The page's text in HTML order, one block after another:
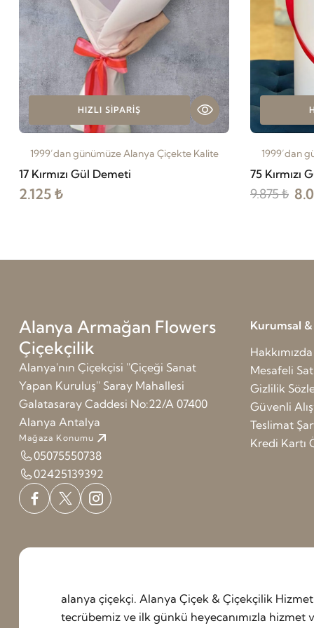
HIZLI SIPARIŞ
1999’dan günümüze Alanya Çiçekte Kalite
17 Kırmızı Gül Demeti
2.125 ₺
1999’dan
75 Kırmızı
9.875 ₺
Alanya Armağan Flowers
Çiçekçilik
Alanya'nın Çiçekçisi ''Çiçeği Sanat
Yapan Kuruluş'' Saray Mahallesi
Galatasaray Caddesi No:22/A 07400
Alanya Antalya
Mağaza Konumu
05075550738
02425139392
Kurumsal
Hakkımızda
Mesafeli
Gizlilik
Güvenli
Teslimat
Kredi Kartı
alanya çiçekçi. Alanya Çiçek & Çiçekçilik
tecrübemiz ve ilk günkü heyecanımızla